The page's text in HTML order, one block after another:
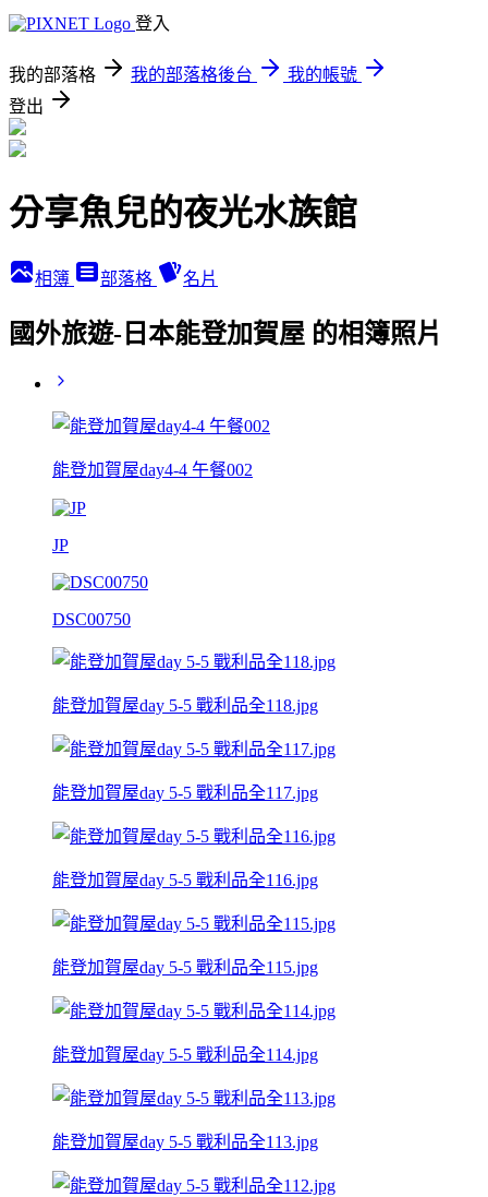
登入
我的部落格 我的部落格後台
我的帳號
登出
分享魚兒的夜光水族館
相簿 部落格 名片
國外旅遊-日本能登加賀屋 的相簿照片
能登加賀屋day4-4 午餐002
JP
DSC00750
能登加賀屋day 5-5 戰利品全118.jpg
能登加賀屋day 5-5 戰利品全117.jpg
能登加賀屋day 5-5 戰利品全116.jpg
能登加賀屋day 5-5 戰利品全115.jpg
能登加賀屋day 5-5 戰利品全114.jpg
能登加賀屋day 5-5 戰利品全113.jpg